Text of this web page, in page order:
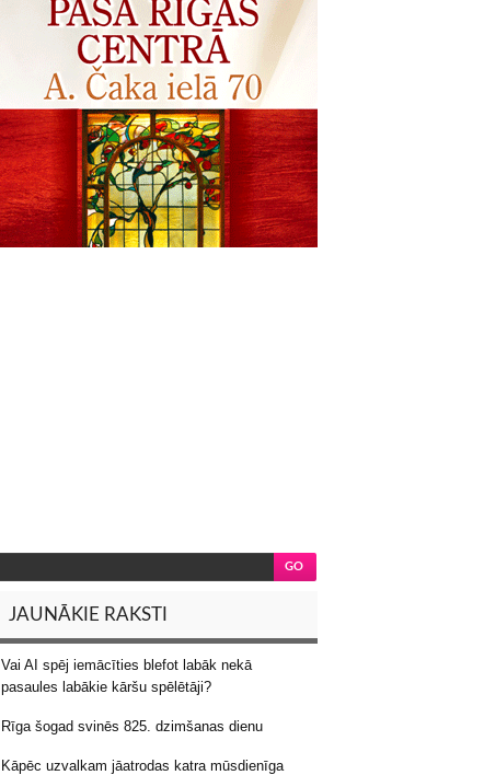
JAUNĀKIE RAKSTI
Vai AI spēj iemācīties blefot labāk nekā
pasaules labākie kāršu spēlētāji?
Rīga šogad svinēs 825. dzimšanas dienu
Kāpēc uzvalkam jāatrodas katra mūsdienīga